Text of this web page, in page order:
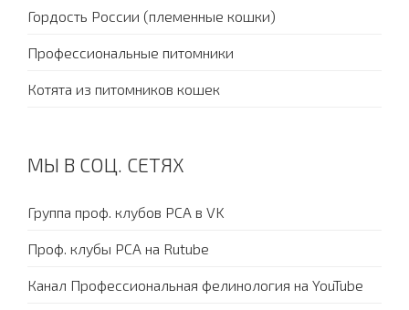
Гордость России (племенные кошки)
Профессиональные питомники
Котята из питомников кошек
МЫ В СОЦ. СЕТЯХ
Группа проф. клубов PCA в VK
Проф. клубы PCA на Rutube
Канал Профессиональная фелинология на YouTube